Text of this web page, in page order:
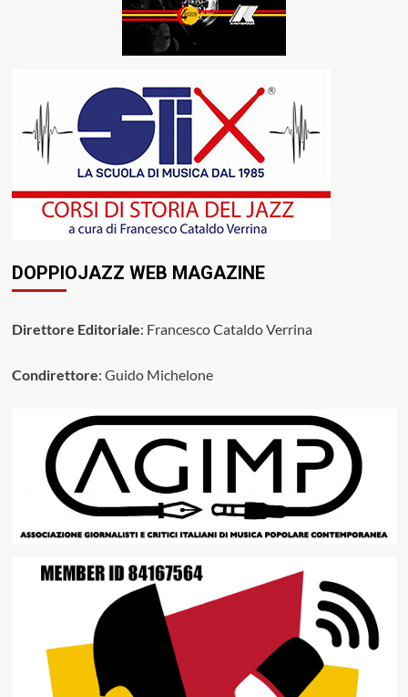
DOPPIOJAZZ WEB MAGAZINE
Direttore Editoriale: Francesco Cataldo Verrina
Condirettore: Guido Michelone